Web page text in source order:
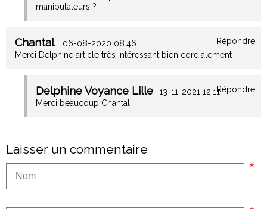
manipulateurs ?
Chantal 06-08-2020 08:46
Répondre
Merci Delphine article très intéressant bien cordialement
Delphine Voyance Lille 13-11-2021 12:11Répondre
Merci beaucoup Chantal.
Laisser un commentaire